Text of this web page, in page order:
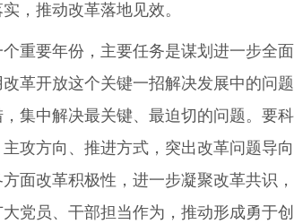
，推动改革落地见效。
要年份，主要任务是谋划进一步全
革开放这个关键一招解决发展中的问
集中解决最关键、最迫切的问题。要
攻方向、推进方式，突出改革问题导
面改革积极性，进一步凝聚改革共识
党员、干部担当作为，推动形成勇于